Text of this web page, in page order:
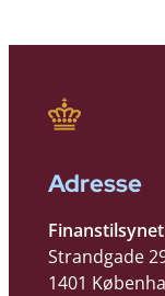
Adresse
Finanstilsynet
Strandgade
1401